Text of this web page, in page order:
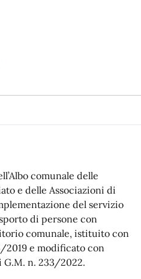
comunale delle
e delle Associazioni di
del servizio
di persone con
comunale, istituito con
2019 e modificato con
G.M. n. 233/2022.